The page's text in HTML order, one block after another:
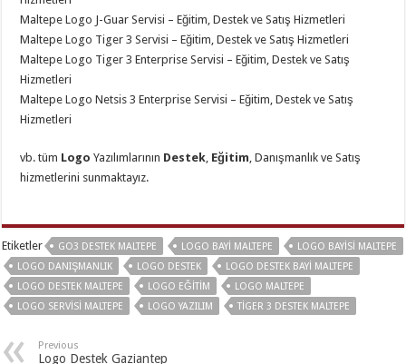
Maltepe Logo J-Guar Servisi – Eğitim, Destek ve Satış Hizmetleri
Maltepe Logo Tiger 3 Servisi – Eğitim, Destek ve Satış Hizmetleri
Maltepe Logo Tiger 3 Enterprise Servisi – Eğitim, Destek ve Satış
Hizmetleri
Maltepe Logo Netsis 3 Enterprise Servisi – Eğitim, Destek ve Satış
Hizmetleri
vb. tüm Logo Yazılımlarının Destek Eğitim , Danışmanlık ve Satış
hizmetlerini sunmaktayız.
Etiketler GO3 DESTEK MALTEPE LOGO BAYI MALTEPE
LOGO BAYISI MALTEPE
LOGO DANIŞMANLIK
LOGO DESTEK
LOGO DESTEK BAYI MALTEPE
LOGO DESTEK MALTEPE
LOGO EĞITIM
LOGO MALTEPE
LOGO SERVISI MALTEPE
LOGO YAZILIM TIGER 3 DESTEK MALTEPE
Previous
Logo Destek Gaziantep